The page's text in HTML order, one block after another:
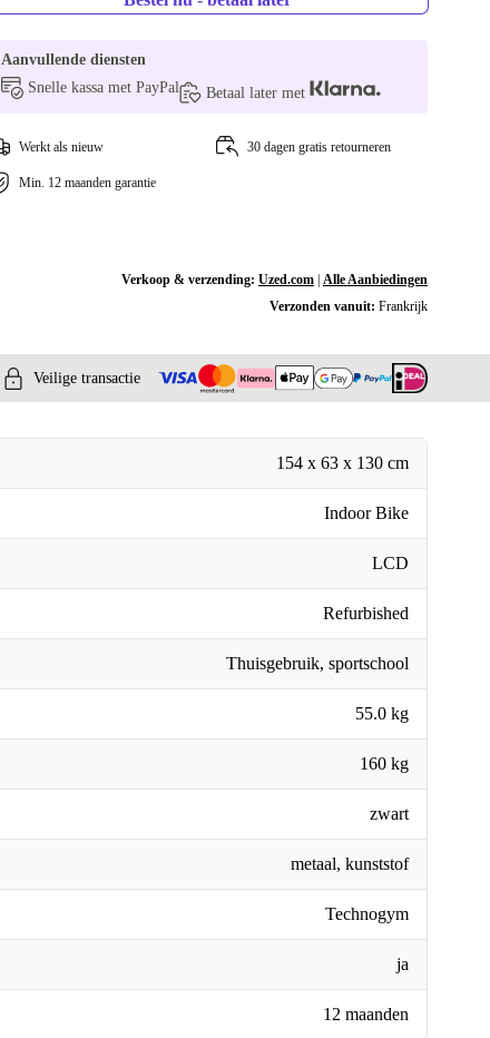
Aanvullende diensten
Snelle kassa met PayPal
Betaal later met
Werkt als nieuw 30 dagen gratis retourneren
Min. 12 maanden garantie
Verkoop & verzending: Uzed.com| Alle Aanbiedingen
Verzonden vanuit: Frankrijk
Veilige transactie
154 x 63 x 130 cm
Indoor Bike
LCD
Refurbished
Thuisgebruik, sportschool
55.0 kg
160 kg
zwart
metaal, kunststof
Technogym
ja
12 maanden